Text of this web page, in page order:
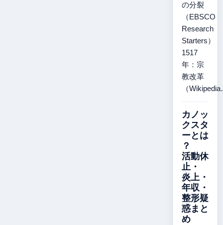
の分裂
（EBSCO
Research
Starters）
1517
年：宗
教改革
（
カノッ
クスタ
ーとは
？
活動休
止・
炎上・
年収・
整形疑
惑まと
め